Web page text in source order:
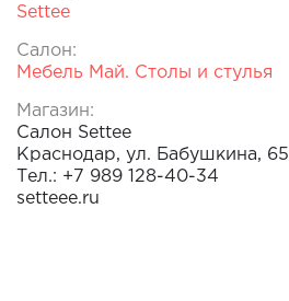
Settee
Салон:
Мебель Май. Столы и стулья
Магазин:
Салон Settee
Краснодар, ул. Бабушкина, 65
Тел.: +7 989 128-40-34
setteee.ru